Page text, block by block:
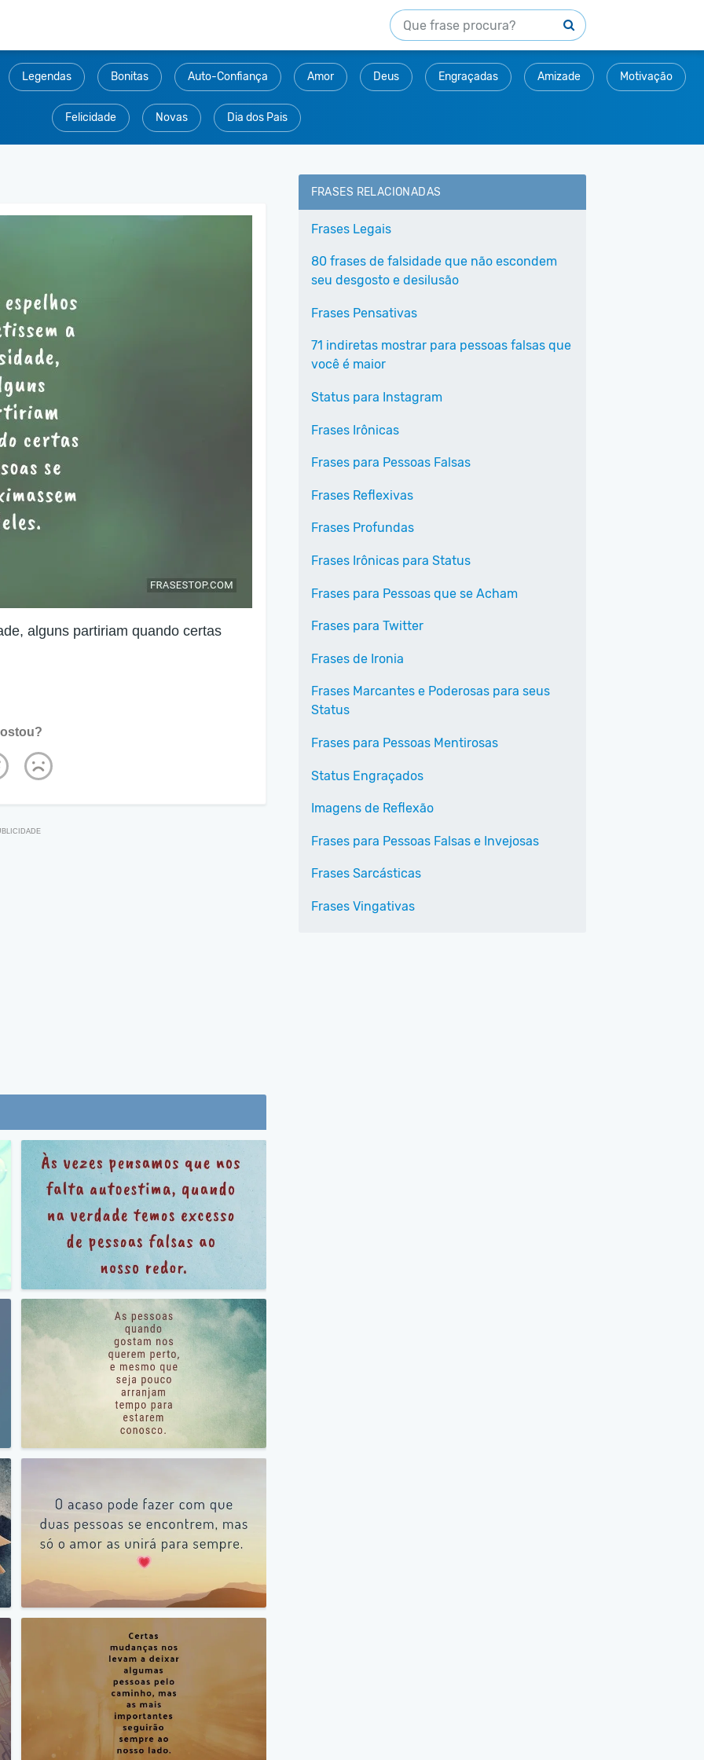
Legendas Bonitas Auto-Confiança Amor Deus Engraçadas Amizade Motivação
Felicidade Novas Dia dos Pais
alguns partiriam quando certas
FRASES RELACIONADAS
Frases Legais
80 frases de falsidade que não escondem
seu desgosto e desilusão
Frases Pensativas
71 indiretas mostrar para pessoas falsas que
você é maior
Status para Instagram
Frases Irônicas
Frases para Pessoas Falsas
Frases Reflexivas
Frases Profundas
Frases Irônicas para Status
Frases para Pessoas que se Acham
Frases para Twitter
Frases de Ironia
Frases Marcantes e Poderosas para seus
Status
Frases para Pessoas Mentirosas
Status Engraçados
Imagens de Reflexão
Frases para Pessoas Falsas e Invejosas
Frases Sarcásticas
Frases Vingativas